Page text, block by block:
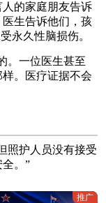
的家庭朋友告诉
生告诉他们，孩
永久性脑损伤。
。一位医生甚至
。医疗证据不会
照护人员没有接受
。”
推广